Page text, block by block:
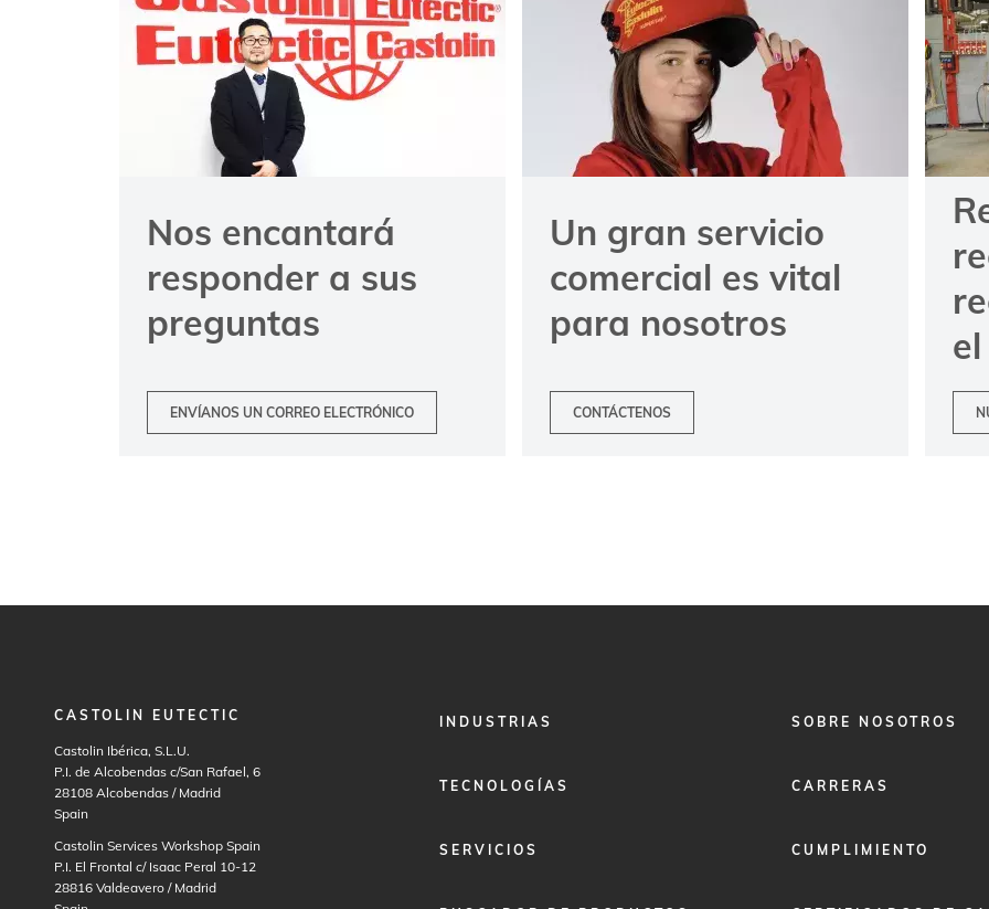
Nos encantará
responder a sus
preguntas
ENVÍANOS UN CORREO ELECTRÓNICO
Un gran servicio
comercial es vital
para nosotros
CONTÁCTENOS
CASTOLIN EUTECTIC
Castolin Ibérica, S.L.U.
P.I. de Alcobendas c/San Rafael, 6
28108 Alcobendas / Madrid
Spain
Castolin Services Workshop Spain
P.I. El Frontal c/ Isaac Peral 10-12
28816 Valdeavero / Madrid
FOOTERINDUSTRIAS
TECNOLOGÍAS
SERVICIOS
FOOTER
SOBRE NOSOTROS
CARRERAS
CUMPLIMIENTO